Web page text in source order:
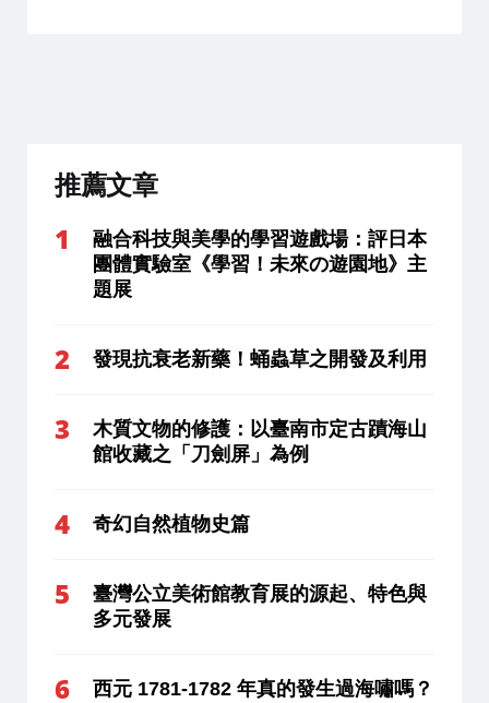
推薦文章
融合科技與美學的學習遊戲場：評日本
團體實驗室《學習！未來の遊園地》主
題展
發現抗衰老新藥！蛹蟲草之開發及利用
木質文物的修護：以臺南市定古蹟海山
館收藏之「刀劍屏」為例
奇幻自然植物史篇
臺灣公立美術館教育展的源起、特色與
多元發展
西元 1781-1782 年真的發生過海嘯嗎？